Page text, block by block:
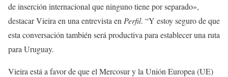
de inserción internacional que ninguno tiene por separado»,
destacar Vieira en una entrevista en Perfil. “Y estoy seguro de que
esta conversación también será productiva para establecer una ruta
para Uruguay.
Vieira está a favor de que el Mercosur y la Unión Europea (UE)